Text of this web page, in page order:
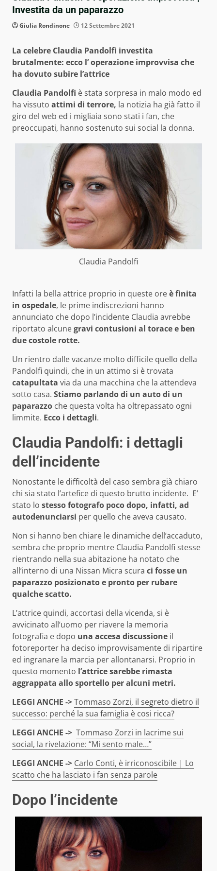
Investita da un paparazzo
Giulia Rondinone 12 Settembre 2021
La celebre Claudia Pandolfi investita
brutalmente: ecco l’ operazione improvvisa che
ha dovuto subire l’attrice
Claudia Pandolfi è stata sorpresa in malo modo ed
ha vissuto attimi di terrore, la notizia ha già fatto il
giro del web ed i migliaia sono stati i fan, che
preoccupati, hanno sostenuto sui social la donna.
Claudia Pandolfi
Infatti la bella attrice proprio in queste oreè finita
in ospedale, le prime indiscrezioni hanno
annunciato che dopo l’incidente Claudia avrebbe
riportato alcunegravi contusioni al torace e ben
due costole rotte.
Un rientro dalle vacanze molto difficile quello della
Pandolfi quindi, che in un attimo si è trovata
catapultata via da una macchina che la attendeva
sotto casa. Stiamo parlando di un auto di un
paparazzo che questa volta ha oltrepassato ogni
limmite. Ecco i dettagli.
Claudia Pandolfi: i dettagli
dell’incidente
Nonostante le difficoltà del caso sembra già chiaro
chi sia stato l’artefice di questo brutto incidente. E’
stato lo stesso fotografo poco dopo, infatti, ad
autodenunciarsi per quello che aveva causato.
Non si hanno ben chiare le dinamiche dell’accaduto,
sembra che proprio mentre Claudia Pandolfi stesse
rientrando nella sua abitazione ha notato che
all’interno di una Nissan Micra scura ci fosse un
paparazzo posizionato e pronto per rubare
qualche scatto.
L’attrice quindi, accortasi della vicenda, si è
avvicinato all’uomo per riavere la memoria
fotografia e dopo una accesa discussione il
fotoreporter ha deciso improvvisamente di ripartire
ed ingranare la marcia per allontanarsi. Proprio in
questo momento l’attrice sarebbe rimasta
aggrappata allo sportello per alcuni metri.
LEGGI ANCHE ->Tommaso Zorzi, il segreto dietro il
successo: perché la sua famiglia è cosi ricca?
LEGGI ANCHE -> Tommaso Zorzi in lacrime sui
social, la rivelazione: “Mi sento male…”
LEGGI ANCHE -> Carlo Conti, è irriconoscibile | Lo
scatto che ha lasciato i fan senza parole
Dopo l’incidente